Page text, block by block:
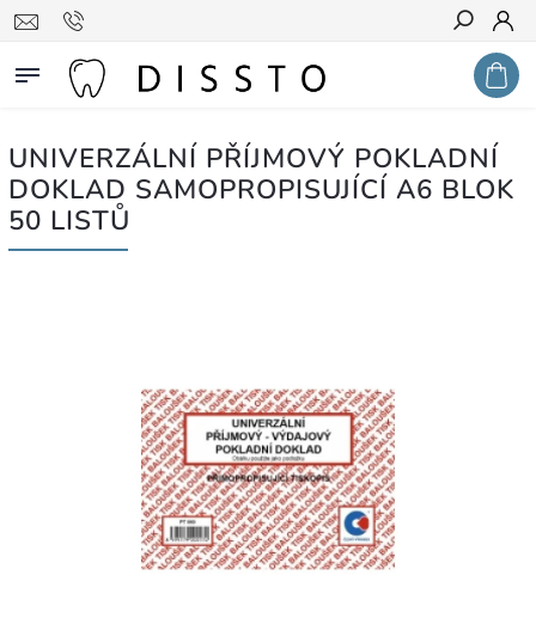
Hledat
UNIVERZÁLNÍ PŘÍJMOVÝ POKLADNÍ
DOKLAD SAMOPROPISUJÍCÍ A6 BLOK
50 LISTŮ